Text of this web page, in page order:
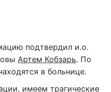
подтвердил и.о.
Артем Кобзарь. По
в больнице.
имеем трагические